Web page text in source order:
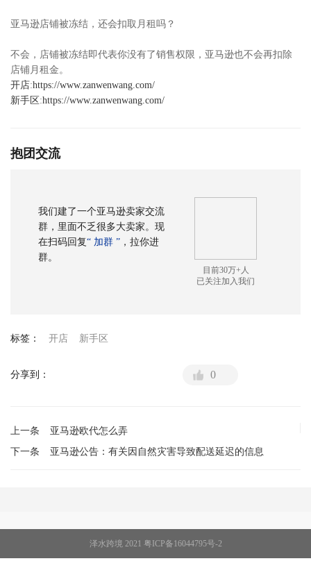
亚马逊店铺被冻结，还会扣取月租吗？
不会，店铺被冻结即代表你没有了销售权限，亚马逊也不会再扣除
店铺月租金。
开店:https://www.zanwenwang.com/
新手区 :https://www.zanwenwang.com/
抱团交流
我们建了一个亚马逊卖家交流
群，里面不乏很多大卖家。现
在扫码回复“ 加群 ” ，拉你进
群。
目前30万+人
已关注加入我们
标签： 开店 新手区
分享到： 0
亚马逊欧代怎么弄
上一条
亚马逊公告：有关因自然灾害导致配送延迟的信息
下一条
泽水跨境 2021 粤ICP备16044795号-2